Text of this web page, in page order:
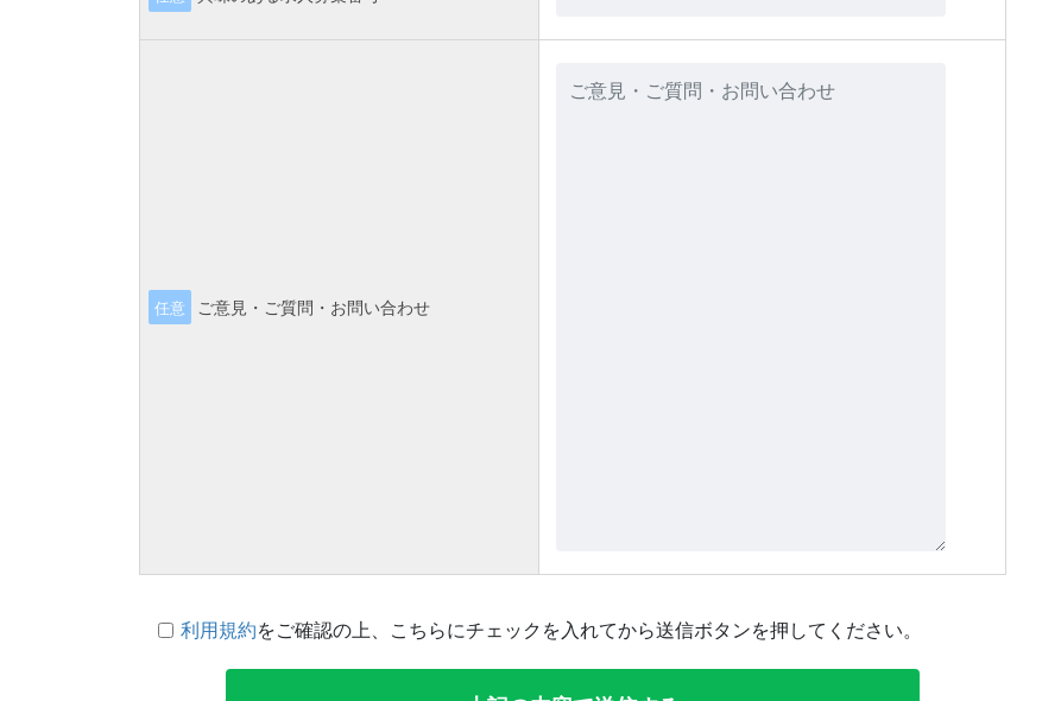
任意 ご意見・ご質問・お問い合わせ
利用規約をご確認の上、こちらにチェックを入れてから送信ボタンを押してください。